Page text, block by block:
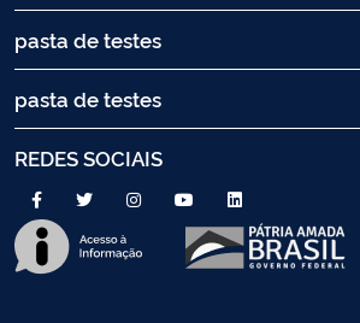
pasta de testes
pasta de testes
REDES SOCIAIS